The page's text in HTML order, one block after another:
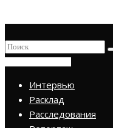
Интервью
Расклад
Расследования